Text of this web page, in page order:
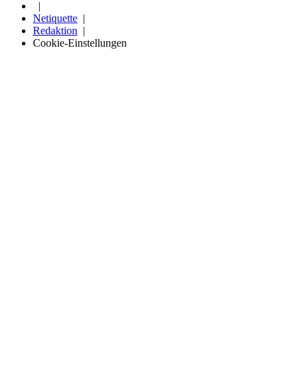
Netiquette
Redaktion
Cookie-Einstellungen